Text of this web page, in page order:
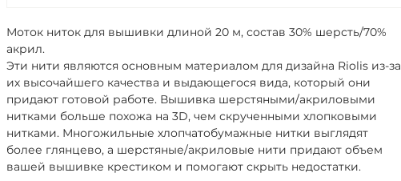
Моток ниток для вышивки длиной 20 м, состав 30% шерсть/70%
акрил.
Эти нити являются основным материалом для дизайна Riolis из-за
их высочайшего качества и выдающегося вида, который они
придают готовой работе. Вышивка шерстяными/акриловыми
нитками больше похожа на 3D, чем скрученными хлопковыми
нитками. Многожильные хлопчатобумажные нитки выглядят
более глянцево, а шерстяные/акриловые нити придают объем
вашей вышивке крестиком и помогают скрыть недостатки.